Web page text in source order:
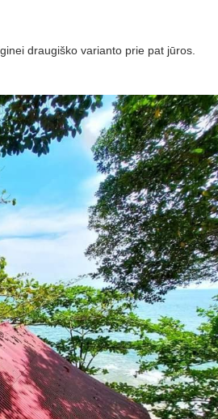
draugiško varianto prie pat jūros.